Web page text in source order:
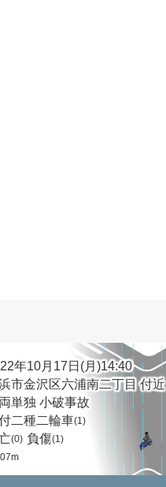
年10月17日(月)14:40
市金沢区六浦南二丁目 付近
単独 小破事故
二種二輪車(1)
(0) 負傷(1)